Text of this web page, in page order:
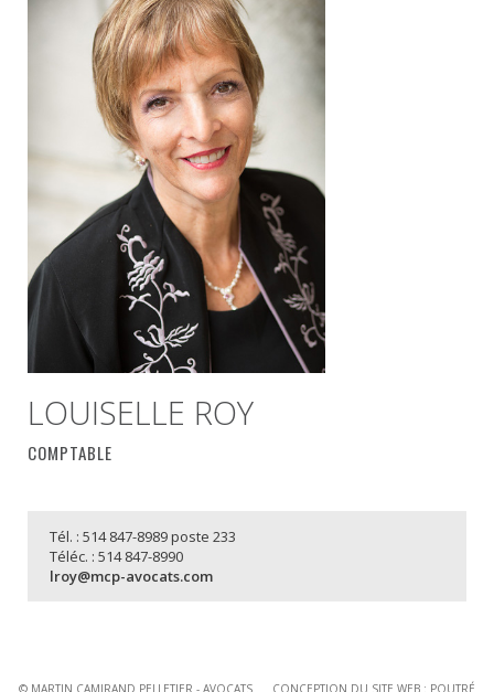
LOUISELLE ROY
COMPTABLE
Tél. : 514 847-8989 poste 233
Téléc. : 514 847-8990
lroy@mcp-avocats.com
© MARTIN CAMIRAND PELLETIER - AVOCATS CONCEPTION DU SITE WEB : POUTRÉ